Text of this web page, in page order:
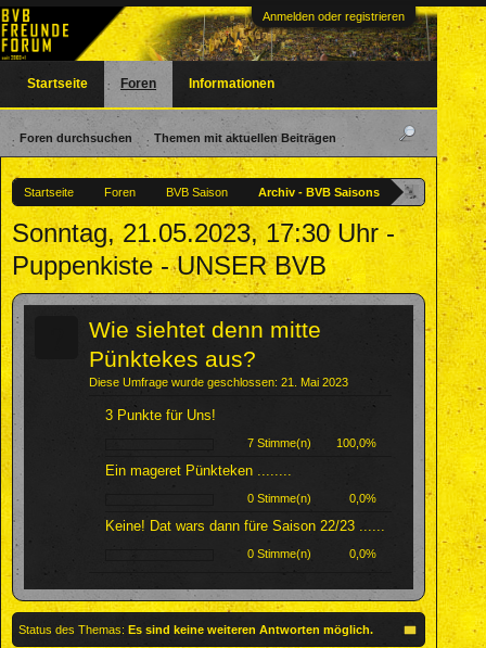
Anmelden oder registrieren
Startseite Foren BVB Saison Archiv - BVB Saisons
Sonntag, 21.05.2023, 17:30 Uhr -
Puppenkiste - UNSER BVB
Wie siehtet denn mitte
Pünktekes aus?
Diese Umfrage wurde geschlossen: 21. Mai 2023
3 Punkte für Uns!
7 Stimme(n) 100,0%
Ein mageret Pünkteken ........
0 Stimme(n) 0,0%
Keine! Dat wars dann füre Saison 22/23 ......
0 Stimme(n) 0,0%
Status des Themas: Es sind keine weiteren Antworten möglich.
Startseite Foren
Foren durchsuchen Themen mit aktuellen Beiträgen
Informationen